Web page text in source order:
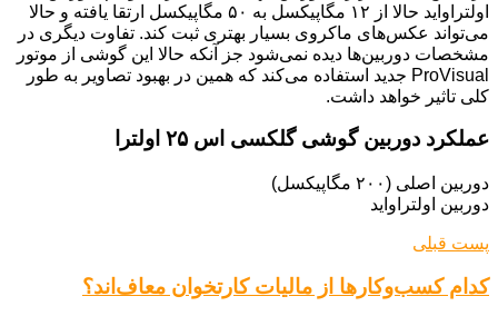
اولتراواید حالا از ۱۲ مگاپیکسل به ۵۰ مگاپیکسل ارتقا یافته و حالا
می‌تواند عکس‌های ماکروی بسیار بهتری ثبت کند. تفاوت دیگری در
مشخصات دوربین‌ها دیده نمی‌شود جز آنکه حالا این گوشی از موتور
ProVisual جدید استفاده می‌کند که همین در بهبود تصاویر به طور
کلی تاثیر خواهد داشت.
عملکرد دوربین گوشی گلکسی اس ۲۵ اولترا
دوربین اصلی (۲۰۰ مگاپیکسل)
دوربین اولتراواید
پست قبلی
کدام کسب‌وکارها از مالیات کارتخوان معاف‌اند؟